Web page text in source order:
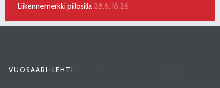
Liikennemerkki piilosilla 28.6. 18:26
VUOSAARI-LEHTI